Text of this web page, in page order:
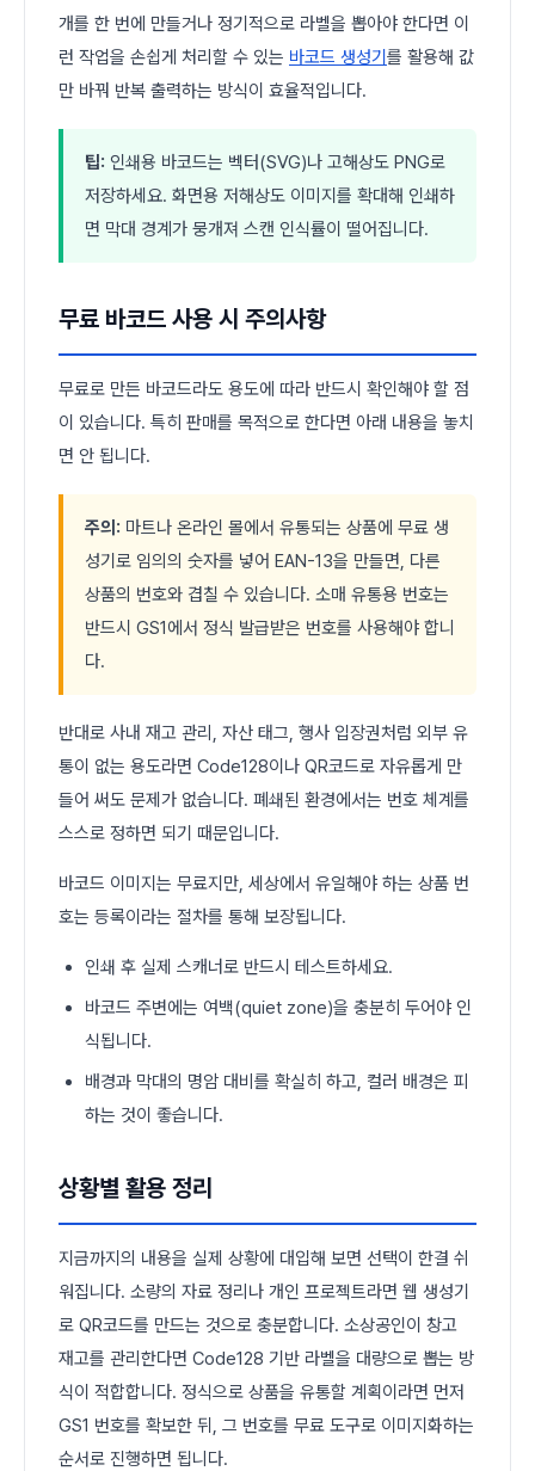
개를 한 번에 만들거나 정기적으로 라벨을 뽑아야 한다면 이
런 작업을 손쉽게 처리할 수 있는 바코드 생성기 를 활용해 값
만 바꿔 반복 출력하는 방식이 효율적입니다.
팁: 인쇄용 바코드는 벡터(SVG)나 고해상도 PNG로
저장하세요. 화면용 저해상도 이미지를 확대해 인쇄하
면 막대 경계가 뭉개져 스캔 인식률이 떨어집니다.
무료 바코드 사용 시 주의사항
무료로 만든 바코드라도 용도에 따라 반드시 확인해야 할 점
이 있습니다. 특히 판매를 목적으로 한다면 아래 내용을 놓치
면 안 됩니다.
주의: 마트나 온라인 몰에서 유통되는 상품에 무료 생
성기로 임의의 숫자를 넣어 EAN-13을 만들면, 다른
상품의 번호와 겹칠 수 있습니다. 소매 유통용 번호는
반드시 GS1에서 정식 발급받은 번호를 사용해야 합니
다.
반대로 사내 재고 관리, 자산 태그, 행사 입장권처럼 외부 유
통이 없는 용도라면 Code128이나 QR코드로 자유롭게 만
들어 써도 문제가 없습니다. 폐쇄된 환경에서는 번호 체계를
스스로 정하면 되기 때문입니다.
바코드 이미지는 무료지만, 세상에서 유일해야 하는 상품 번
호는 등록이라는 절차를 통해 보장됩니다.
인쇄 후 실제 스캐너로 반드시 테스트하세요.
바코드 주변에는 여백(quiet zone)을 충분히 두어야 인
식됩니다.
배경과 막대의 명암 대비를 확실히 하고, 컬러 배경은 피
하는 것이 좋습니다.
상황별 활용 정리
지금까지의 내용을 실제 상황에 대입해 보면 선택이 한결 쉬
워집니다. 소량의 자료 정리나 개인 프로젝트라면 웹 생성기
로 QR코드를 만드는 것으로 충분합니다. 소상공인이 창고
재고를 관리한다면 Code128 기반 라벨을 대량으로 뽑는 방
식이 적합합니다. 정식으로 상품을 유통할 계획이라면 먼저
GS1 번호를 확보한 뒤, 그 번호를 무료 도구로 이미지화하는
순서로 진행하면 됩니다.